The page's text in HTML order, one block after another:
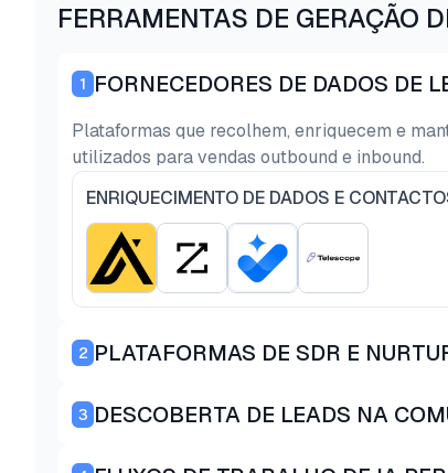
FERRAMENTAS DE GERAÇÃO
1 FORNECEDORES DE DADOS DE
Plataformas que recolhem, enriquecem e
utilizados para vendas outbound e inbound.
ENRIQUECIMENTO DE DADOS E
2 PLATAFORMAS DE SDR E
3 DESCOBERTA DE LEADS NA